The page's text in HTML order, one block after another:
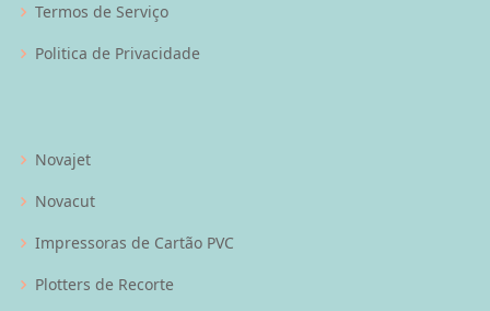
Termos de Serviço
Politica de Privacidade
Novajet
Novacut
Impressoras de Cartão PVC
Plotters de Recorte